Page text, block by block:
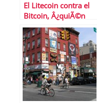
El Litecoin contra el
Bitcoin, Â¿quiÃ©n
ganarÃ¡?